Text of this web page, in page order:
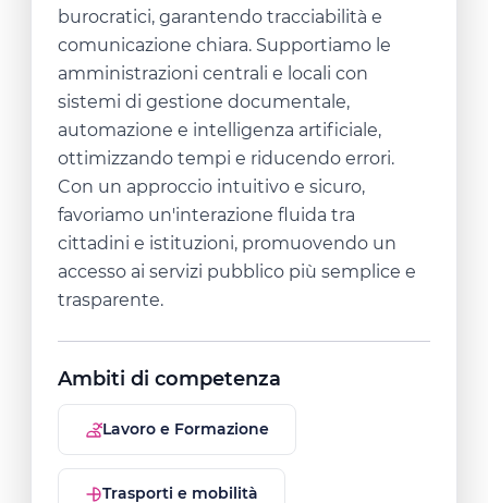
burocratici, garantendo tracciabilità e
comunicazione chiara. Supportiamo le
amministrazioni centrali e locali con
sistemi di gestione documentale,
automazione e intelligenza artificiale,
ottimizzando tempi e riducendo errori.
Con un approccio intuitivo e sicuro,
favoriamo un'interazione fluida tra
cittadini e istituzioni, promuovendo un
accesso ai servizi pubblico più semplice e
trasparente.
Ambiti di competenza
Lavoro e Formazione
Trasporti e mobilità